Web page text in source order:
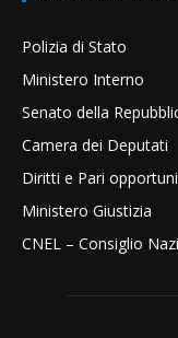
Polizia di Stato
Ministero Interno
Senato della
Camera dei Deputati
Diritti e Pari
Ministero Giustizia
CNEL – Consiglio